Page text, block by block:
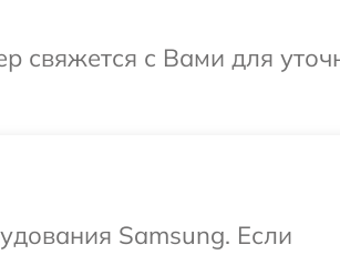
свяжется с Вами для
Samsung. Если